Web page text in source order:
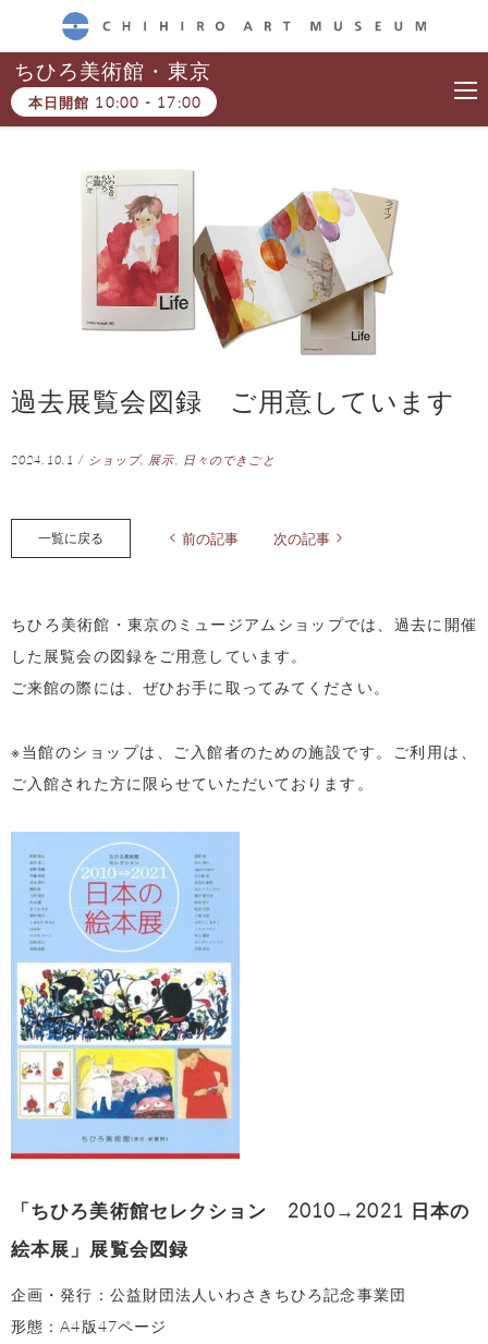
CHIHIRO ART MUSEUM
ちひろ美術館・東京
本日開館 10:00 - 17:00
過去展覧会図録 ご用意しています
2024.10.1 / ショップ, 展示, 日々のできごと
一覧に戻る 前の記事 次の記事
ちひろ美術館・東京のミュージアムショップでは、過去に開催
した展覧会の図録をご用意しています。
ご来館の際には、ぜひお手に取ってみてください。
※当館のショップは、ご入館者のための施設です。ご利用は、
ご入館された方に限らせていただいております。
「ちひろ美術館セレクション 2010→2021 日本の
絵本展」展覧会図録
企画・発行：公益財団法人いわさきちひろ記念事業団
形態：A4版47ページ